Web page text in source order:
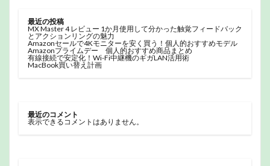
最近の投稿
MX Master 4 レビュー 1か月使用して分かった触覚フィードバック
とアクションリングの魅力
Amazonセールで4Kモニターを安く買う！個人的おすすめモデル
Amazonプライムデー 個人的おすすめ商品まとめ
有線接続で安定化！Wi-Fi中継機のギガLAN活用術
MacBook買い替え計画
最近のコメント
表示できるコメントはありません。